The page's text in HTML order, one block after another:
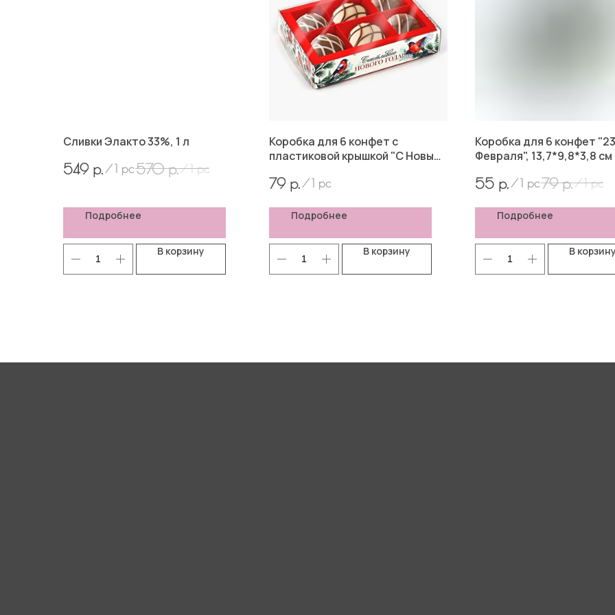
Сливки Элакто 33%, 1 л
549 р. /1 pc570 р./1 pc
Подробнее
В корзину
Коробка для 6 конфет с
пластиковой крышкой "С Новым
79 р. /1 pc
Подробнее
В корзину
Коробка для 6 конфет "23
Февраля", 13,7*9,8*3,8 см
55 р. /1 pc79 р./1 pc
Подробнее
В